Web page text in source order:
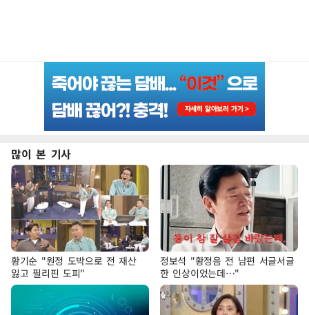
많이 본 기사
황기순 "원정 도박으로 전 재산
잃고 필리핀 도피"
정보석 "황정음 전 남편 서글서글
한 인상이었는데…"